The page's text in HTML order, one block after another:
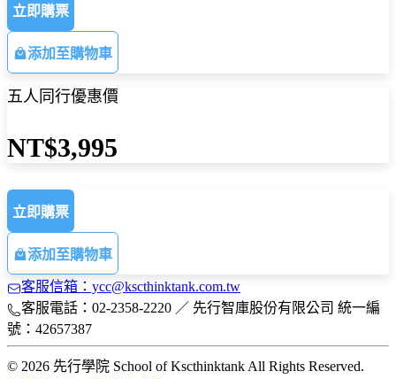
立即購票
添加至購物車
五人同行優惠價
NT$3,995
立即購票
添加至購物車
客服信箱：ycc@kscthinktank.com.tw
客服電話：02-2358-2220 ／ 先行智庫股份有限公司 統一編
號：42657387
© 2026 先行學院 School of Kscthinktank All Rights Reserved.